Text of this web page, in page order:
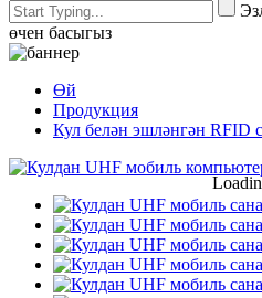
өчен басыгыз
Өй
Продукция
Кул белән эшләнгән RFID